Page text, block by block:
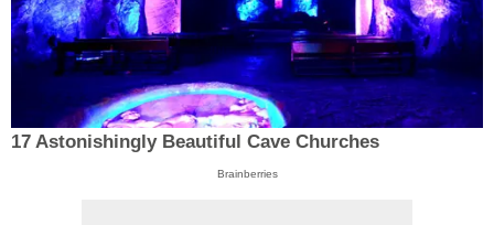
17 Astonishingly Beautiful Cave Churches
Brainberries